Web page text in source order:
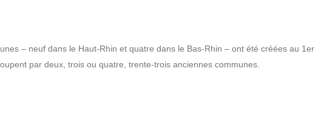
– neuf dans le Haut-Rhin et quatre dans le Bas-Rhin – ont été créées au 1er
par deux, trois ou quatre, trente-trois anciennes communes.